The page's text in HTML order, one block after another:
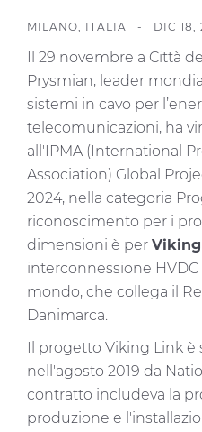
MILANO, ITALIA - DIC 18,
Il 29 novembre a Città
Prysmian, leader
sistemi in cavo per
telecomunicazioni, ha
all'IPMA (International
Association) Global
2024, nella categoria
riconoscimento per i
dimensioni è per
interconnessione
mondo, che collega il
Danimarca.
Il progetto Viking Link
nell'agosto 2019 da
contratto includeva la
produzione e